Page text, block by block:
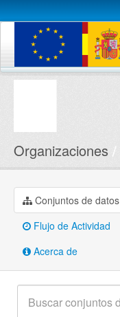
Conjuntos de datos
Organizaciones
Conjuntos de datos
Flujo de Actividad
Acerca de